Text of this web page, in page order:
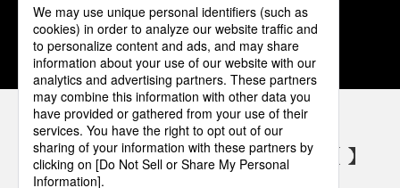
1 2 3 4 5
パナソニックの電気設備 SNSアカウント